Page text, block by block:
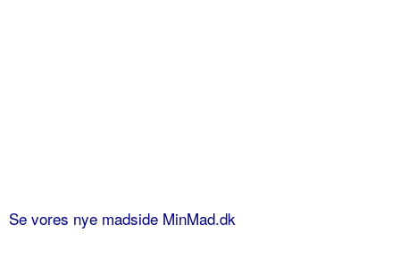
Se vores nye madside MinMad.dk